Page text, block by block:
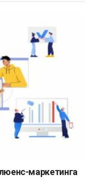
маркетинга